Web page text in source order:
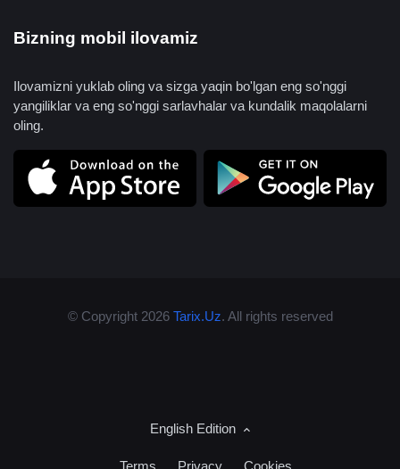
Bizning mobil ilovamiz
Ilovamizni yuklab oling va sizga yaqin bo'lgan eng so'nggi
yangiliklar va eng so'nggi sarlavhalar va kundalik maqolalarni
oling.
© Copyright 2026 Tarix.Uz. All rights reserved
English Edition